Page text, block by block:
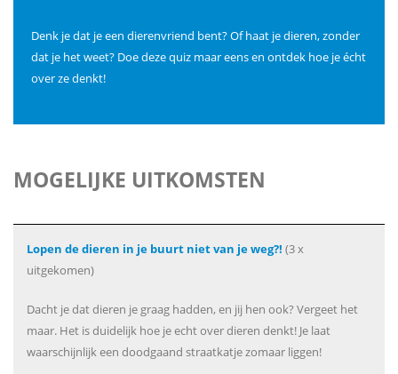
Denk je dat je een dierenvriend bent? Of haat je dieren, zonder
dat je het weet? Doe deze quiz maar eens en ontdek hoe je écht
over ze denkt!
MOGELIJKE UITKOMSTEN
Lopen de dieren in je buurt niet van je weg?! (3 x
uitgekomen)
Dacht je dat dieren je graag hadden, en jij hen ook? Vergeet het
maar. Het is duidelijk hoe je echt over dieren denkt! Je laat
waarschijnlijk een doodgaand straatkatje zomaar liggen!